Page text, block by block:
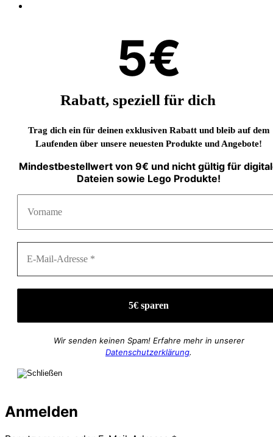
5€
Rabatt, speziell für dich
Trag dich ein für deinen exklusiven Rabatt und bleib auf dem
Laufenden über unsere neuesten Produkte und Angebote!
Mindestbestellwert von 9€ und nicht gültig für
Dateien sowie Lego Produkte!
Wir senden keinen Spam! Erfahre mehr in unserer
Datenschutzerklärung.
Anmelden